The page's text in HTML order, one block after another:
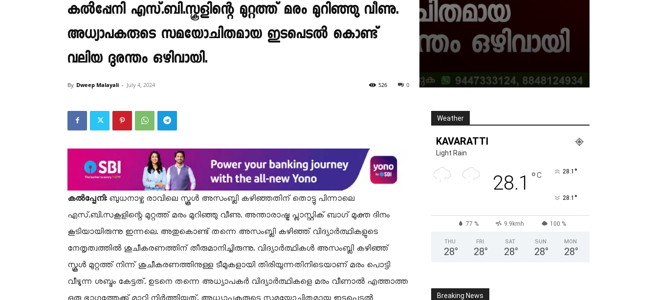
കൽപ്പേനി എസ്.ബി.സ്കൂളിന്റെ മുറ്റത്ത് മരം മുറിഞ്ഞു വീണു.
അധ്യാപകരുടെ സമയോചിതമായ ഇടപെടൽ കൊണ്ട്
വലിയ ദുരന്തം ഒഴിവായി.
By Dweep Malayali - July 4, 2024 0
526
കൽപ്പേനി:ബുധനാഴ്ച രാവിലെ സ്കൂൾ അസംബ്ലി കഴിഞ്ഞതിന് തൊട്ടു പിന്നാലെ
എസ്.ബി.സകൂളിന്റെ മുറ്റത്ത് മരം മുറിഞ്ഞു വീണു. അന്താരാഷ്ട്ര പ്ലാസ്റ്റിക് ബാഗ് മുക്ത ദിനം
കൂടിയായിരുന്നു ഇന്നലെ. അതുകൊണ്ട് തന്നെ അസംബ്ലി കഴിഞ്ഞ് വിദ്യാർത്ഥികളുടെ
നേതൃത്വത്തിൽ ശുചീകരണത്തിന് തീരുമാനിച്ചിരുന്നു. വിദ്യാർത്ഥികൾ അസംബ്ലി കഴിഞ്ഞ്
സ്കൂൾ മുറ്റത്ത് നിന്ന് ശുചീകരണത്തിനുള്ള ടീമുകളായി തിരിയുന്നതിനിടെയാണ് മരം പൊട്ടി
വീഴുന്ന ശബ്ദം കേട്ടത്. ഉടനെ തന്നെ അധ്യാപകർ വിദ്യാർത്ഥികളെ മരം വീണാൽ എത്താത്ത
Weather
KAVARATTI
Light Rain
28.1 °C 28.1 °
28.1 °
77 % 9.9kmh 100 %
THU
28°
FRI
28°
SAT
28°
SUN
28°
MON
28°
Breaking News